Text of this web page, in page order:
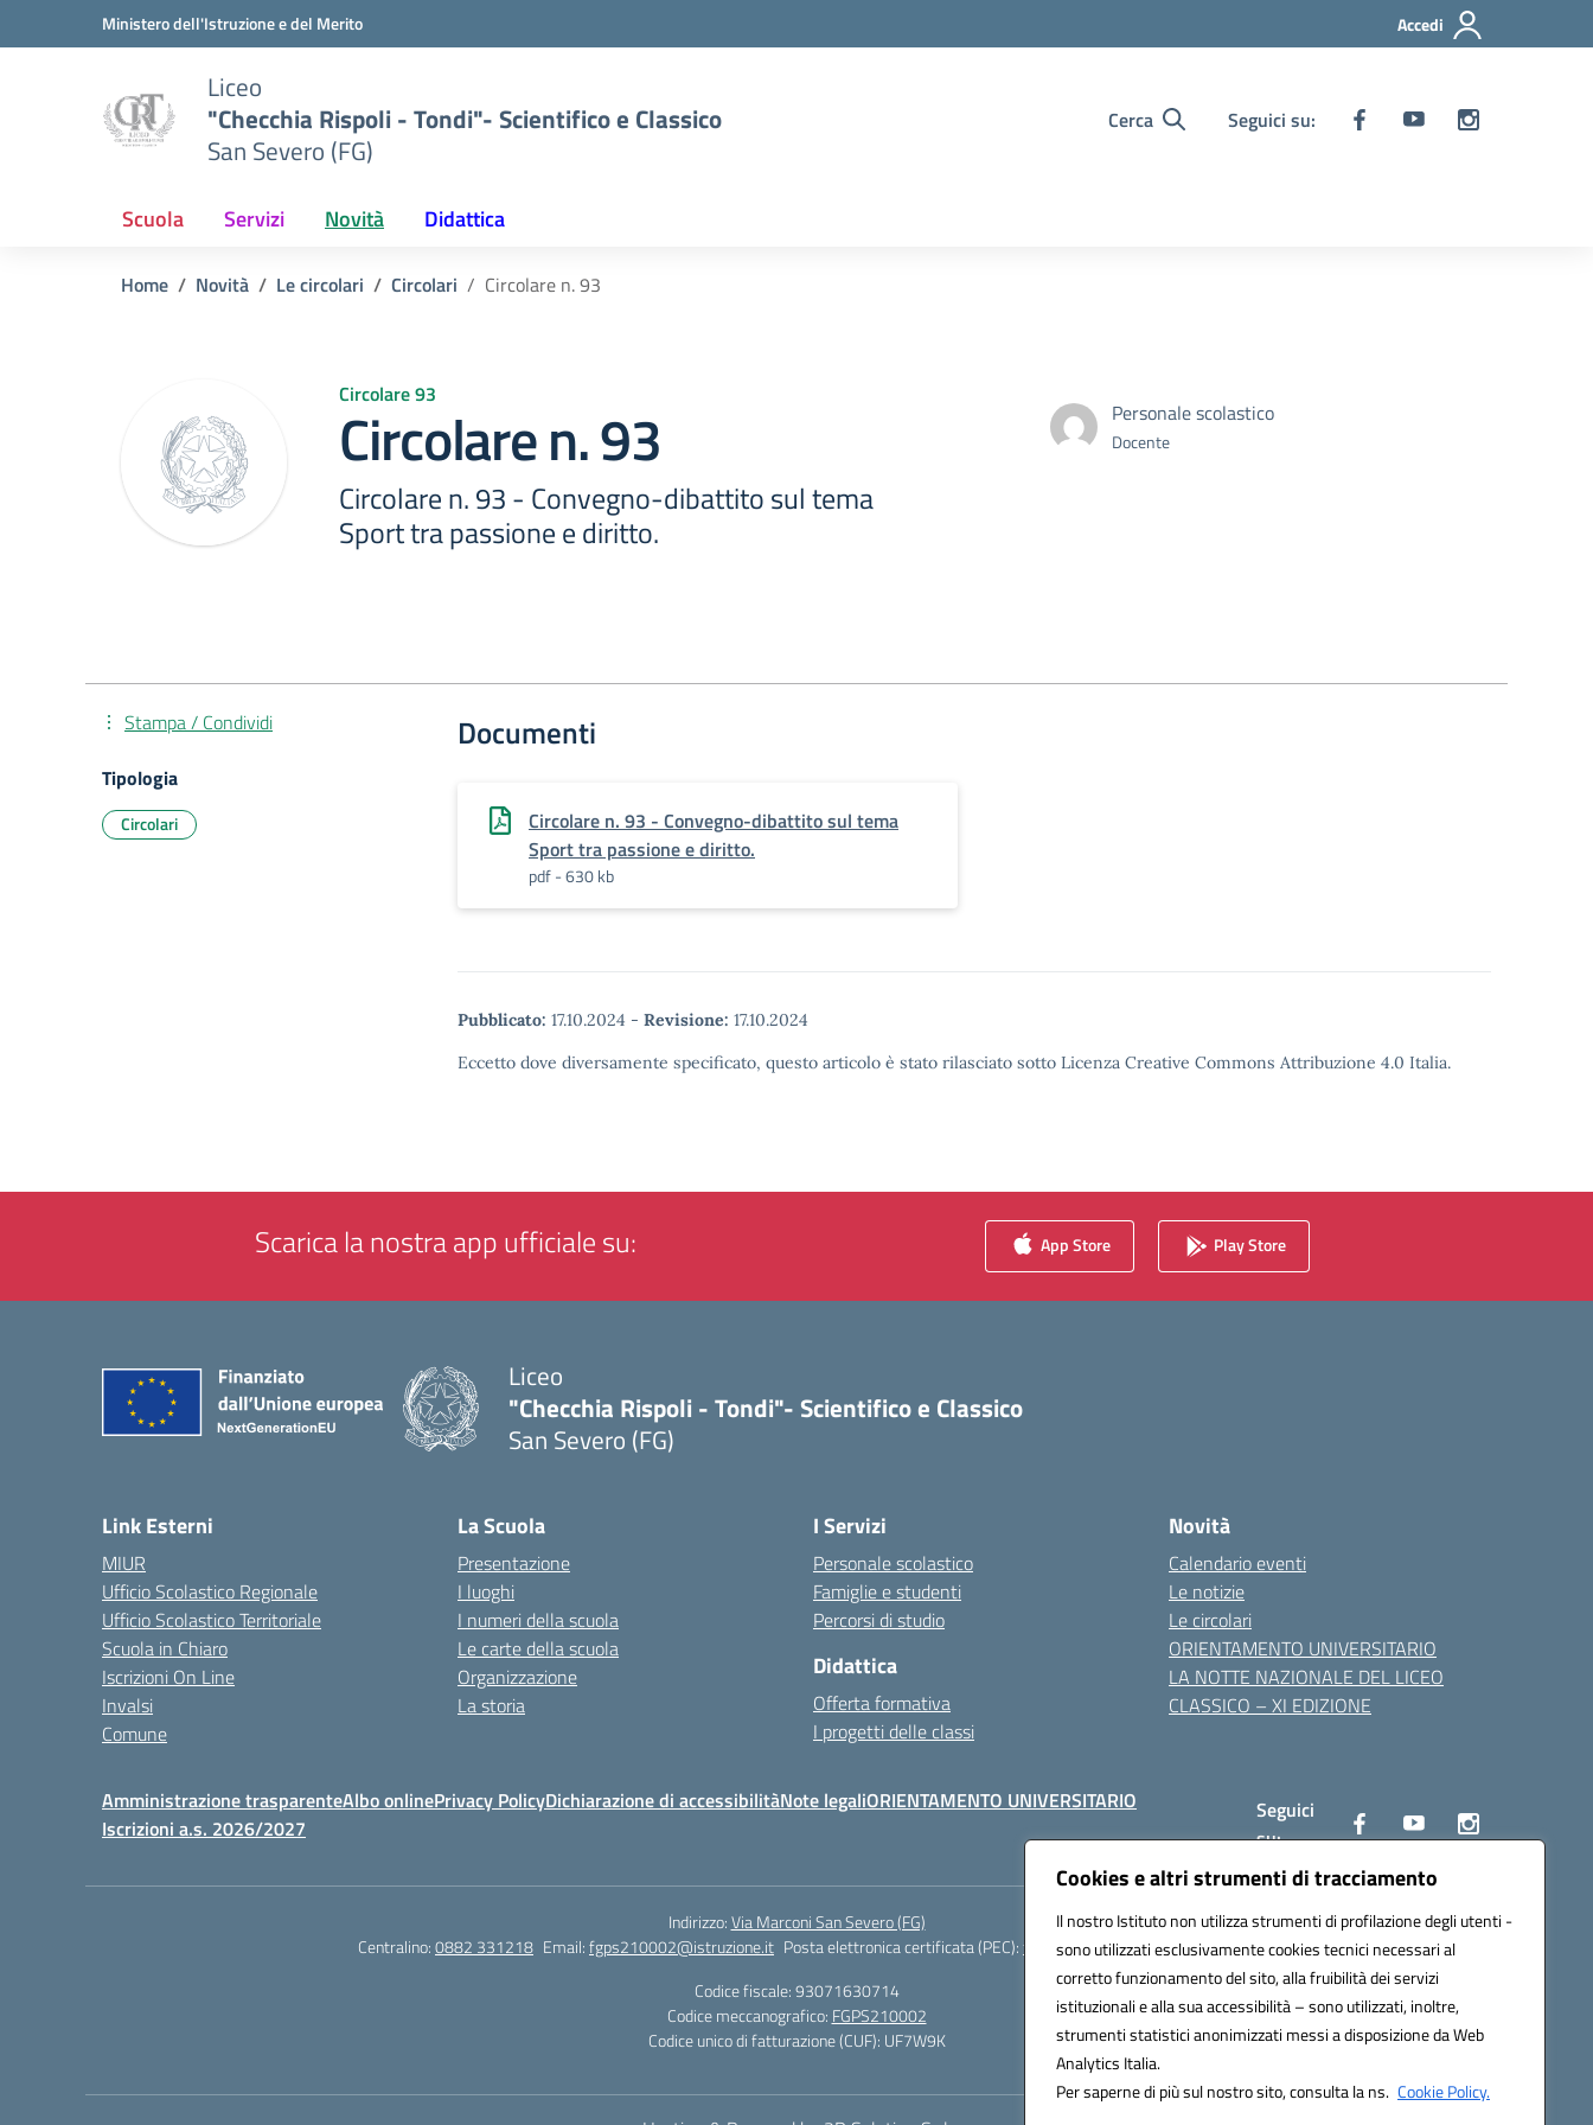
Cookies e altri strumenti di tracciamento
Il nostro Istituto non utilizza strumenti di profilazione degli utenti -
sono utilizzati esclusivamente cookies tecnici necessari al
corretto funzionamento del sito, alla fruibilità dei servizi
istituzionali e alla sua accessibilità – sono utilizzati, inoltre,
strumenti statistici anonimizzati messi a disposizione da Web
Analytics Italia.
Per saperne di più sul nostro sito, consulta la ns. Cookie Policy.
Vai ai contenuti
Vai al menu di navigazioneMinistero dell'Istruzione e del Merito Accedi
Liceo
"Checchia Rispoli - Tondi"- Scientifico e Classico
San Severo (FG)
Cerca Seguici su:
Scuola Servizi Novità Didattica
Home Novità Le circolari Circolari Circolare n. 93
Circolare 93
Circolare n. 93
Circolare n. 93 - Convegno-dibattito sul tema
Sport tra passione e diritto.
Personale scolastico
Docente
Documenti
Circolare n. 93 - Convegno-dibattito sul tema
Sport tra passione e diritto.
pdf - 630 kb
Pubblicato: 17.10.2024 - Revisione: 17.10.2024
Eccetto dove diversamente specificato, questo articolo è stato rilasciato sotto Licenza Creative Commons Attribuzione 4.0 Italia.
Stampa / Condividi
Tipologia
Circolari
Scarica la nostra app ufficiale su: App Store Play Store
Liceo
"Checchia Rispoli - Tondi"- Scientifico e Classico
San Severo (FG)
Link Esterni
MIUR
Ufficio Scolastico Regionale
Ufficio Scolastico Territoriale
Scuola in Chiaro
Iscrizioni On Line
Invalsi
Comune
La Scuola
Presentazione
I luoghi
I numeri della scuola
Le carte della scuola
Organizzazione
La storia
I Servizi
Personale scolastico
Famiglie e studenti
Percorsi di studio
Didattica
Offerta formativa
I progetti delle classi
Novità
Calendario eventi
Le notizie
Le circolari
ORIENTAMENTO UNIVERSITARIO
LA NOTTE NAZIONALE DEL LICEO
CLASSICO – XI EDIZIONE
Amministrazione trasparenteAlbo onlinePrivacy PolicyDichiarazione di accessibilitàNote legaliORIENTAMENTO UNIVERSITARIO
Iscrizioni a.s. 2026/2027
Seguici
su:
Indirizzo:Via Marconi San Severo (FG)
Centralino:0882 331218 Email:fgps210002@istruzione.it Posta elettronica certificata (PEC):fgps210002@pec.istruzione.it
Codice fiscale: 93071630714
Codice meccanografico: FGPS210002
Codice unico di fatturazione (CUF): UF7W9K